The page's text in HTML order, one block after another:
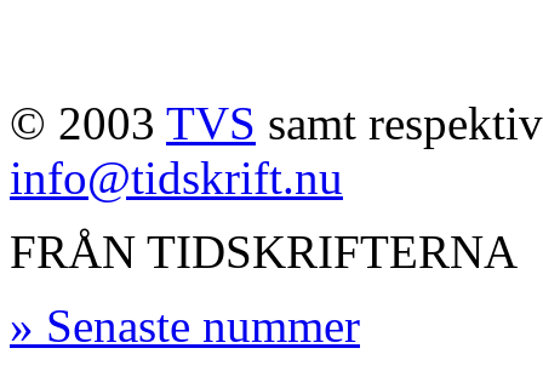
© 2003 TVS samt
info@tidskrift.nu
FRÅN TIDSKRIFTERNA
» Senaste nummer